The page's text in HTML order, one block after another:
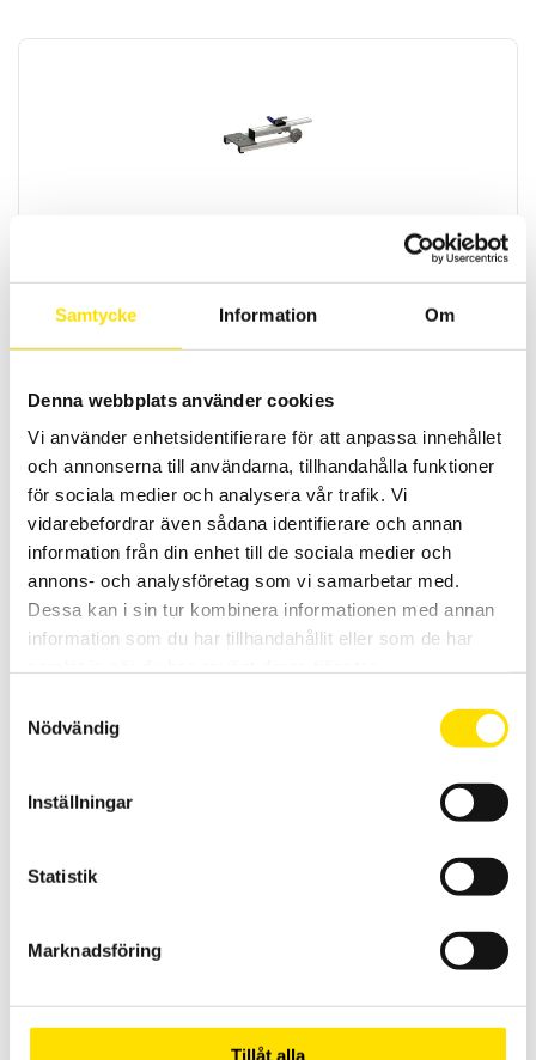
Samtycke Information Om
Denna webbplats använder cookies
Vi använder enhetsidentifierare för att anpassa innehållet
och annonserna till användarna, tillhandahålla funktioner
för sociala medier och analysera vår trafik. Vi
vidarebefordrar även sådana identifierare och annan
information från din enhet till de sociala medier och
annons- och analysföretag som vi samarbetar med.
Dessa kan i sin tur kombinera informationen med annan
information som du har tillhandahållit eller som de har
Nödvändig
Inställningar
Statistik
Marknadsföring
Tillåt alla
Alluris TTT-920C5 är ett horisontellt provställ för momentnycklar
Alluris Provställ TTT-921 0 till 10 N.m för
momentmejslar
Alluris TTT-921C1 är ett vertikalt provställ för skruvmejslar.
ME Momentnyckelgivare TA125